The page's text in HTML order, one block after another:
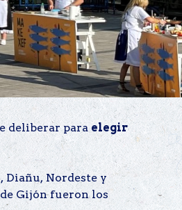
deliberar para elegir
Diañu, Nordeste y
Gijón fueron los